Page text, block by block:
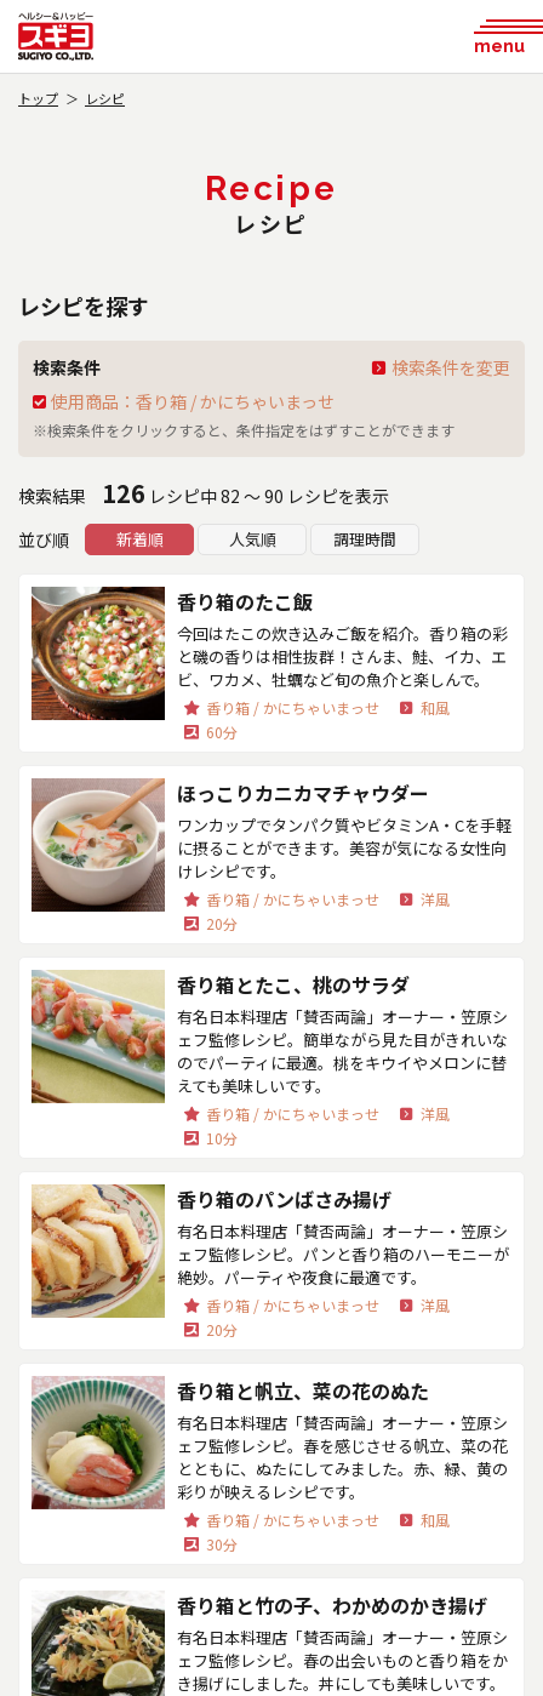
menu
トップ レシピ
Recipe
レシピ
レシピを探す
検索条件
使用商品：香り箱 / かにちゃいまっせ
※検索条件をクリックすると、条件指定をはずすことができます
検索条件を変更
検索結果 126 レシピ中 82 ～ 90 レシピを表示
並び順
新着順 人気順 調理時間
香り箱のたこ飯
今回はたこの炊き込みご飯を紹介。香り箱の彩
と磯の香りは相性抜群！さんま、鮭、イカ、エ
ビ、ワカメ、牡蠣など旬の魚介と楽しんで。
香り箱 / かにちゃいまっせ
和風
60分
ほっこりカニカマチャウダー
ワンカップでタンパク質やビタミンA・Cを手軽
に摂ることができます。美容が気になる女性向
けレシピです。
香り箱 / かにちゃいまっせ
洋風
20分
香り箱とたこ、桃のサラダ
有名日本料理店「賛否両論」オーナー・笠原シ
ェフ監修レシピ。簡単ながら見た目がきれいな
のでパーティに最適。桃をキウイやメロンに替
えても美味しいです。
香り箱 / かにちゃいまっせ
洋風
10分
香り箱のパンばさみ揚げ
有名日本料理店「賛否両論」オーナー・笠原シ
ェフ監修レシピ。パンと香り箱のハーモニーが
絶妙。パーティや夜食に最適です。
香り箱 / かにちゃいまっせ
洋風
20分
香り箱と帆立、菜の花のぬた
有名日本料理店「賛否両論」オーナー・笠原シ
ェフ監修レシピ。春を感じさせる帆立、菜の花
とともに、ぬたにしてみました。赤、緑、黄の
彩りが映えるレシピです。
香り箱 / かにちゃいまっせ
和風
30分
香り箱と竹の子、わかめのかき揚げ
有名日本料理店「賛否両論」オーナー・笠原シ
ェフ監修レシピ。春の出会いものと香り箱をか
き揚げにしました。丼にしても美味しいです。